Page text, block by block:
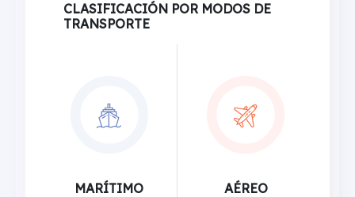
CLASIFICACIÓN POR MODOS DE
TRANSPORTE
MARÍTIMO AÉREO